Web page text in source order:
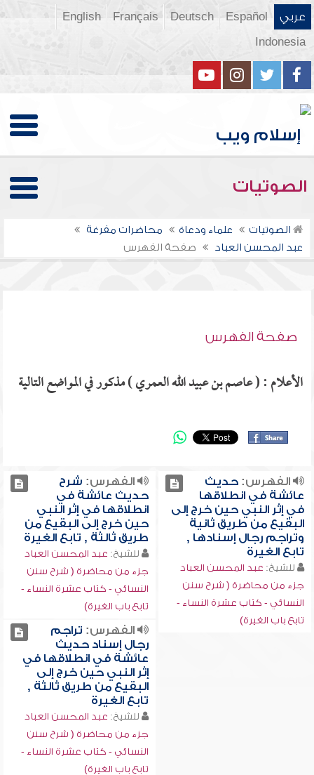
عربي Español
Deutsch
Français
English
Indonesia
الصوتيات
الصوتيات علماء ودعاة
محاضرات مفرغة
عبد المحسن العباد
صفحة الفهرس
صفحة الفهرس
الأعلام : ( عاصم بن عبيد الله العمري ) مذكور في المواضع التالية
الفهرس:حديث
عائشة في انطلاقها
في إثر النبي حين خرج إلى
البقيع من طريق ثانية
وتراجم رجال إسنادها ,
تابع الغيرة
للشيخ: عبد المحسن العباد
جزء من محاضرة ( شرح سنن
النسائي - كتاب عشرة النساء -
تابع باب الغيرة)
الفهرس: شرح
حديث عائشة في
انطلاقها في إثر النبي
حين خرج إلى البقيع من
طريق ثالثة , تابع الغيرة
للشيخ: عبد المحسن العباد
جزء من محاضرة ( شرح سنن
النسائي - كتاب عشرة النساء -
تابع باب الغيرة)
الفهرس: تراجم
رجال إسناد حديث
عائشة في انطلاقها في
إثر النبي حين خرج إلى
البقيع من طريق ثالثة ,
تابع الغيرة
للشيخ: عبد المحسن العباد
جزء من محاضرة ( شرح سنن
النسائي - كتاب عشرة النساء -
تابع باب الغيرة)